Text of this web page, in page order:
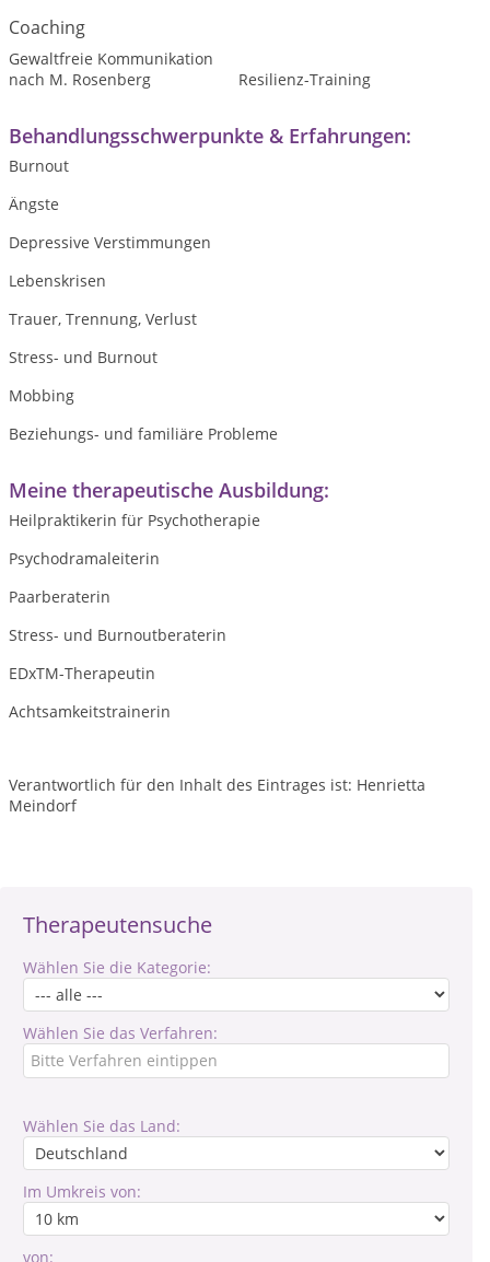
Therapeutensuche
Wählen Sie die Kategorie:
Wählen Sie das Verfahren:
Wählen Sie das Land:
Im Umkreis von:
von:
Coaching
Gewaltfreie Kommunikation
nach M. Rosenberg
Resilienz-Training
Behandlungsschwerpunkte & Erfahrungen:
Burnout
Ängste
Depressive Verstimmungen
Lebenskrisen
Trauer, Trennung, Verlust
Stress- und Burnout
Mobbing
Beziehungs- und familiäre Probleme
Meine therapeutische Ausbildung:
Heilpraktikerin für Psychotherapie
Psychodramaleiterin
Paarberaterin
Stress- und Burnoutberaterin
EDxTM-Therapeutin
Achtsamkeitstrainerin
Verantwortlich für den Inhalt des Eintrages ist: Henrietta
Meindorf